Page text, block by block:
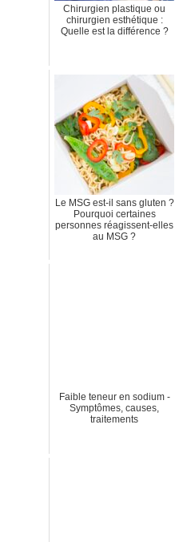
Chirurgien plastique ou
chirurgien esthétique :
Quelle est la différence ?
Le MSG est-il sans gluten ?
Pourquoi certaines
personnes réagissent-elles
au MSG ?
Faible teneur en sodium -
Symptômes, causes,
traitements